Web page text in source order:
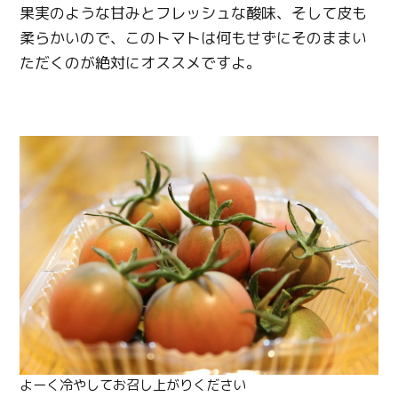
果実のような甘みとフレッシュな酸味、そして皮も
柔らかいので、このトマトは何もせずにそのままい
ただくのが絶対にオススメですよ。
よーく冷やしてお召し上がりください